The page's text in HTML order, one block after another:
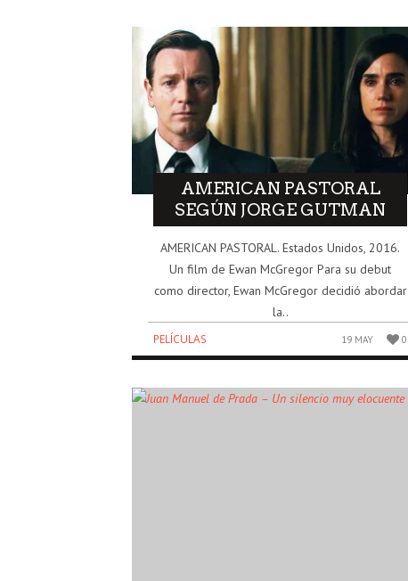
AMERICAN PASTORAL
SEGÚN JORGE GUTMAN
AME­RI­CAN PAS­TO­RAL. Esta­dos Uni­dos, 2016.
Un film de Ewan McGregor Para su debut
como direc­tor, Ewan McGre­gor deci­dió abor­dar
la..
PELÍCULAS 19 MAY 0